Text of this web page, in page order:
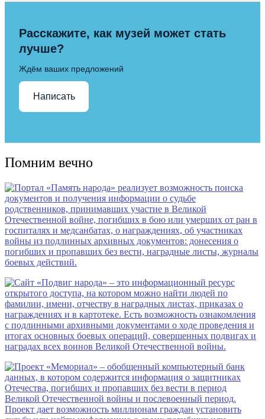
Расскажите, как музей может стать
лучше?
Ждём ваших предложений
Написать
Помним вечно